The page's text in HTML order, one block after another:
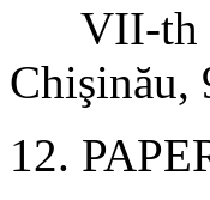
VII-th
Chişinău,
12.